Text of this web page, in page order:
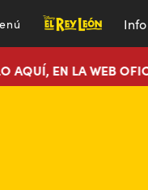
Rey
el
WEB OFICIAL